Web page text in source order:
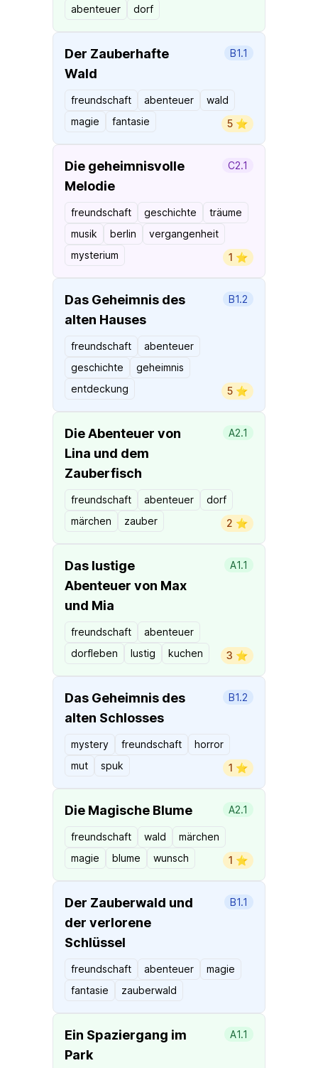
abenteuer
dorf
Der Zauberhafte
Wald
B1.1
freundschaft abenteuer
wald
magie
fantasie 5 ⭐️
Die geheimnisvolle
Melodie
C2.1
freundschaft geschichte
träume
musik
berlin
vergangenheit
mysterium
1 ⭐️
Das Geheimnis des
alten Hauses
B1.2
freundschaft
abenteuer
geschichte
geheimnis
entdeckung
5 ⭐️
Die Abenteuer von
Lina und dem
Zauberfisch
A2.1
freundschaft abenteuer
dorf
märchen
zauber 2 ⭐️
Das lustige
Abenteuer von Max
und Mia
A1.1
freundschaft
abenteuer
dorfleben
lustig kuchen 3 ⭐️
Das Geheimnis des
alten Schlosses
B1.2
mystery freundschaft
horror
mut
spuk 1 ⭐️
Die Magische Blume A2.1
freundschaft wald
märchen
magie
blume wunsch 1 ⭐️
Der Zauberwald und
der verlorene
Schlüssel
B1.1
freundschaft abenteuer
magie
fantasie
zauberwald
Ein Spaziergang im
Park
A1.1